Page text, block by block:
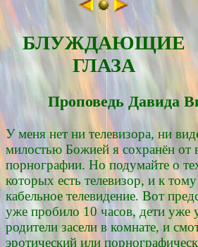
БЛУЖДАЮЩИЕ
ГЛАЗА
Проповедь Давида
У меня нет ни телевизора, ни
милостью Божией я сохранён от
порнографии. Но подумайте о
которых есть телевизор, и к
кабельное телевидение. Вот
уже пробило 10 часов, дети уже
родители засели в комнате, и
эротический или